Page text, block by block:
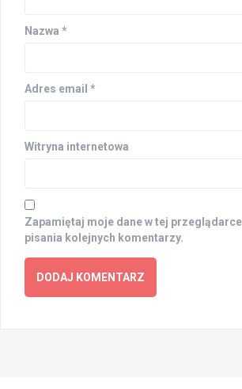
Nazwa *
Adres email *
Witryna internetowa
Zapamiętaj moje dane w tej
pisania kolejnych komentarzy.